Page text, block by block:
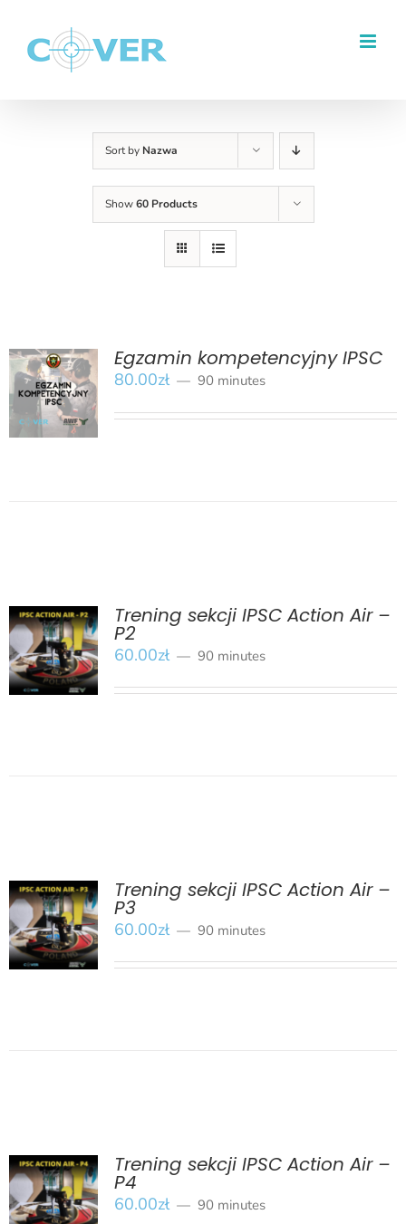
zawartości
Sort by Nazwa
Show60 Products
BOOK
/
SZCZEGÓŁY
Egzamin kompetencyjny IPSC
80.00zł 90 minutes
BOOK
/
SZCZEGÓŁY
Trening sekcji IPSC Action Air –
P2
60.00zł 90 minutes
BOOK
/
SZCZEGÓŁY
Trening sekcji IPSC Action Air –
P3
60.00zł 90 minutes
BOOK
/
SZCZEGÓŁY
Trening sekcji IPSC Action Air –
P4
60.00zł 90 minutes